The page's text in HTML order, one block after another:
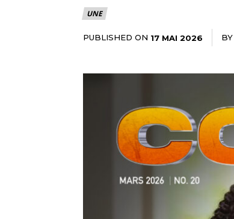
UNE
PUBLISHED ON 17 MAI 2026 BY